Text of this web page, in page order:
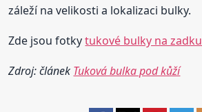
záleží na velikosti a lokalizaci bulky.
Zde jsou fotkytukové bulky na zadku
Zdroj: článek Tuková bulka pod kůží